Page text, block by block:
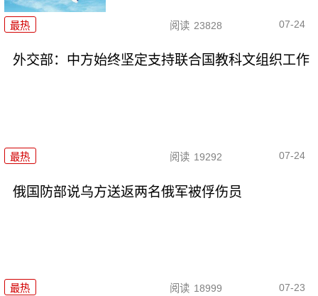
最热 阅读 23828 07-24
外交部：中方始终坚定支持联合国教科文组织工作
最热 阅读 19292 07-24
俄国防部说乌方送返两名俄军被俘伤员
最热 阅读 18999 07-23